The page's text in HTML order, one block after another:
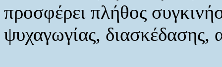
προσφέρει πλήθος
ψυχαγωγίας, διασκέδασης,